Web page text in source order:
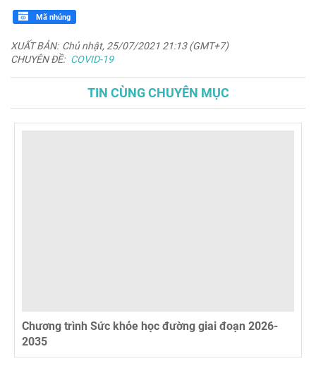
Mã nhúng
XUẤT BẢN: Chủ nhật, 25/07/2021 21:13 (GMT+7)
CHUYÊN ĐỀ: COVID-19
TIN CÙNG CHUYÊN MỤC
Chương trình Sức khỏe học đường giai đoạn 2026-
2035